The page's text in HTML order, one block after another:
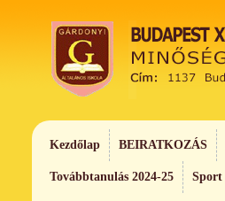
Kezdőlap BEIRATKOZÁS
Továbbtanulás 2024-25 Sport